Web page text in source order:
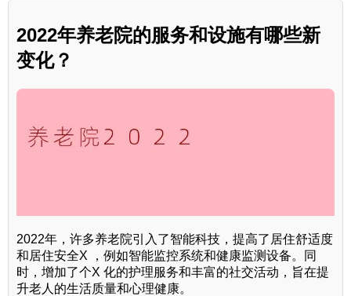
2022年养老院的服务和设施有哪些新
变化？
2022年，许多养老院引入了智能科技，提高了居住舒适度
和居住安全X ，例如智能监控系统和健康监测设备。同
时，增加了个X 化的护理服务和丰富的社交活动，旨在提
升老人的生活质量和心理健康。